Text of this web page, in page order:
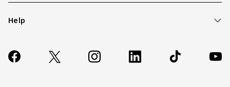
Help
Contact
FAQ
Socials
https://www.facebook.com/AZAlkmaar
X Instagram LinkedIn TikTok